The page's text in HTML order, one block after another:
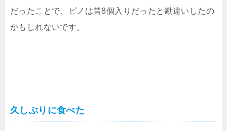
だったことで、ピノは昔8個入りだったと勘違いしたの
かもしれないです。
久しぶりに食べた